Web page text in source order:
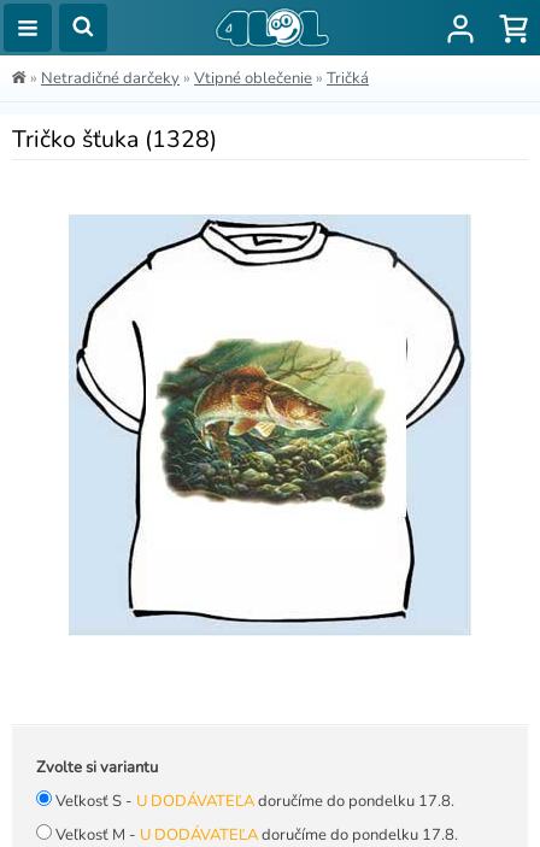
» Netradičné darčeky» Vtipné oblečenie» Tričká
Tričko šťuka (1328)
Zvolte si variantu
Veľkosť S - U DODÁVATEĽAdoručíme do pondelku 17.8.
Veľkosť M - U DODÁVATEĽAdoručíme do pondelku 17.8.